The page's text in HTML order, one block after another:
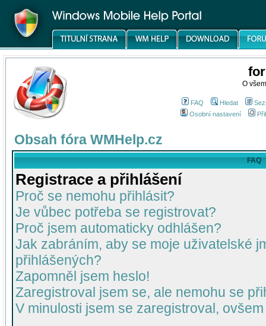
O
FAQ Hledat
Osobní nastavení
Obsah fóra WMHelp.cz
FAQ
Registrace a přihlášení
Proč se nemohu přihlásit?
Je vůbec potřeba se registrovat?
Proč jsem automaticky odhlášen?
Jak zabráním, aby se moje uživatelské
přihlášených?
Zapomněl jsem heslo!
Zaregistroval jsem se, ale nemohu se
V minulosti jsem se zaregistroval,